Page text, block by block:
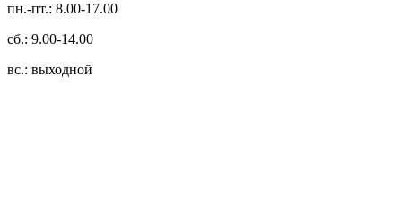
пн.-пт.: 8.00-17.00
сб.: 9.00-14.00
вс.: выходной